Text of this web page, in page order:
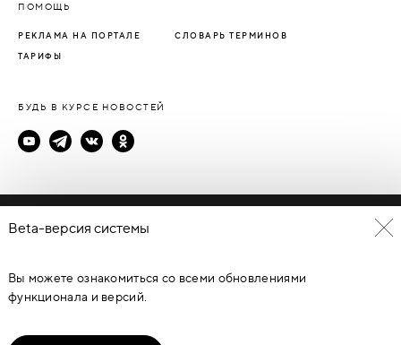
ПОМОЩЬ
РЕКЛАМА НА ПОРТАЛЕ СЛОВАРЬ ТЕРМИНОВ
ТАРИФЫ
БУДЬ В КУРСЕ НОВОСТЕЙ
Политика конфиденциальности
© Каталог дверей - DverProf, 2021-2026Материалы сайта
являются объектами авторского права. Запрещается
копирование, распространение, любое использование
ФЕДЕРАЦИИ ОТ 09.07.93Г. №5351-1 “ОБ АВТОРСКОМ ПРАВЕ И
Beta-версия системы
Вы можете ознакомиться со всеми обновлениями
функционала и версий.